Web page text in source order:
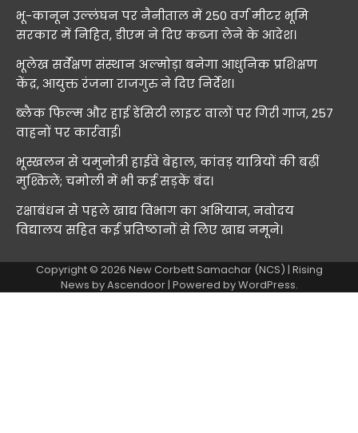
भू-कानून उल्लंघन पर नैनीताल में 250 वर्ग मीटर भूमि
सरकार में निहित, डीएम ने दिए कब्जा लेने के आदेश।
भूलेख सर्वेक्षण संस्थान अल्मोड़ा बनेगा आधुनिक प्रशिक्षण
केंद्र, आयुक्त रंजना राजगुरु ने दिए निर्देश।
ब्लैक फिल्म और हाई डेंसिटी लाइट वालों पर गिरी गाज, 257
वाहनों पर कार्रवाई।
भूस्खलन से यमुनोत्री हाईवे बेहाल, कांवड़ यात्रियों की बढ़ीं
मुश्किलें; चमोली में भी कई सड़कें बंद।
रक्षाबंधन से पहले खाद्य विभाग का अभियान, नवोदय
विद्यालय सहित कई प्रतिष्ठानों से लिए खाद्य नमूने।
Copyright © 2026 New Corbett Samachar (NCS) | Rising
News byAscendoor| Powered byWordPress.